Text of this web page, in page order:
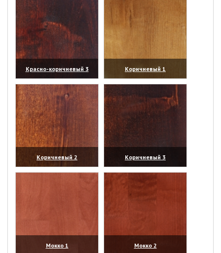
Красно-коричневый 3
(увеличить)
Коричневый 1
(увеличить)
Коричневый 2
(увеличить)
Коричневый 3
(увеличить)
Мокко 1
Мокко 2